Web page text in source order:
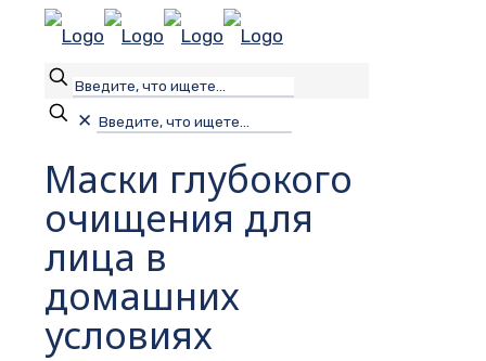
✕
Маски глубокого
очищения для
лица в
домашних
условиях